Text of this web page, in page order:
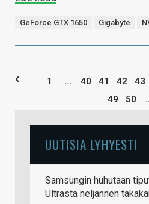
GeForce GTX 1650 Gigabyte
1 ... 40 41 42 43
49
50
UUTISIA LYHYESTI
Samsungin huhutaan
Ultrasta neljännen